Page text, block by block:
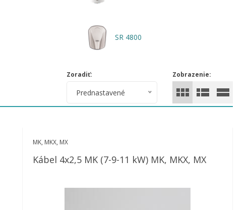
SR 4800
Zobrazenie:
Zoradiť:
Prednastavené
MK, MKX, MX
Kábel 4x2,5 MK (7-9-11 kW) MK, MKX, MX